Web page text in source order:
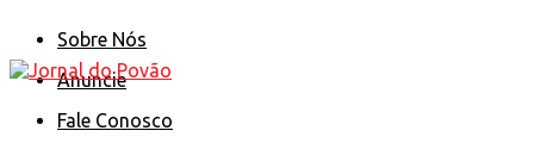
Sobre Nós
Anuncie
Fale Conosco